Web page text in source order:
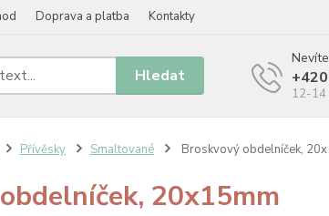
Doprava a platba Kontakty
Hledat
12-14
Přívěsky Smaltované Broskvový obdelníček,
20x15mm